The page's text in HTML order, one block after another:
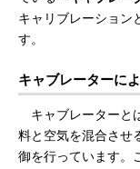
キャリブレーション
す。
キャブレーターに
キャブレーターと
料と空気を混合させ
御を行っています。